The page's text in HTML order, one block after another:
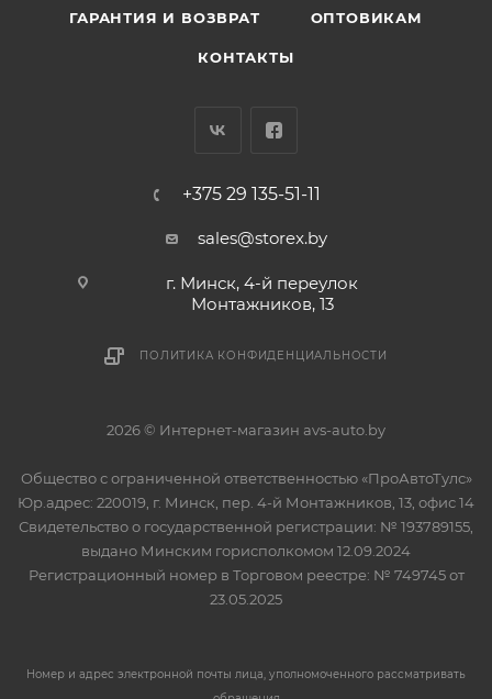
ГАРАНТИЯ И ВОЗВРАТ ОПТОВИКАМ
КОНТАКТЫ
+375 29 135-51-11
sales@storex.by
г. Минск, 4-й переулок
Монтажников, 13
ПОЛИТИКА КОНФИДЕНЦИАЛЬНОСТИ
2026 © Интернет-магазин avs-auto.by
Общество с ограниченной ответственностью «ПроАвтоТулс»
Юр.адрес: 220019, г. Минск, пер. 4-й Монтажников, 13, офис 14
Свидетельство о государственной регистрации: № 193789155,
выдано Минским горисполкомом 12.09.2024
Регистрационный номер в Торговом реестре: № 749745 от
23.05.2025
Номер и адрес электронной почты лица, уполномоченного рассматривать